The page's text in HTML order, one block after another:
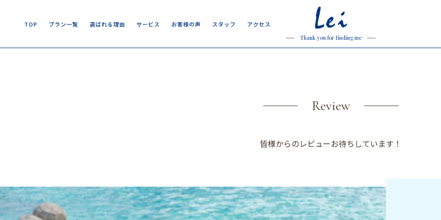
Lei
Thank you for finding me
TOP プラン一覧 選ばれる理由 サービス お客様の声 スタ ッフ アクセス
Review
皆様からのレビューお待ちしています！